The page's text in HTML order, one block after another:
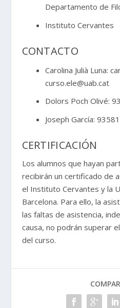
Departamento de
Instituto Cervantes
CONTACTO
Carolina Julià Luna:
curso.ele@uab.cat
Dolors Poch Olivé:
Joseph García:
CERTIFICACIÓN
Los alumnos que hayan
recibirán un certificado de
el Instituto Cervantes y la
Barcelona. Para ello, la
las faltas de asistencia,
causa, no podrán superar
del curso.